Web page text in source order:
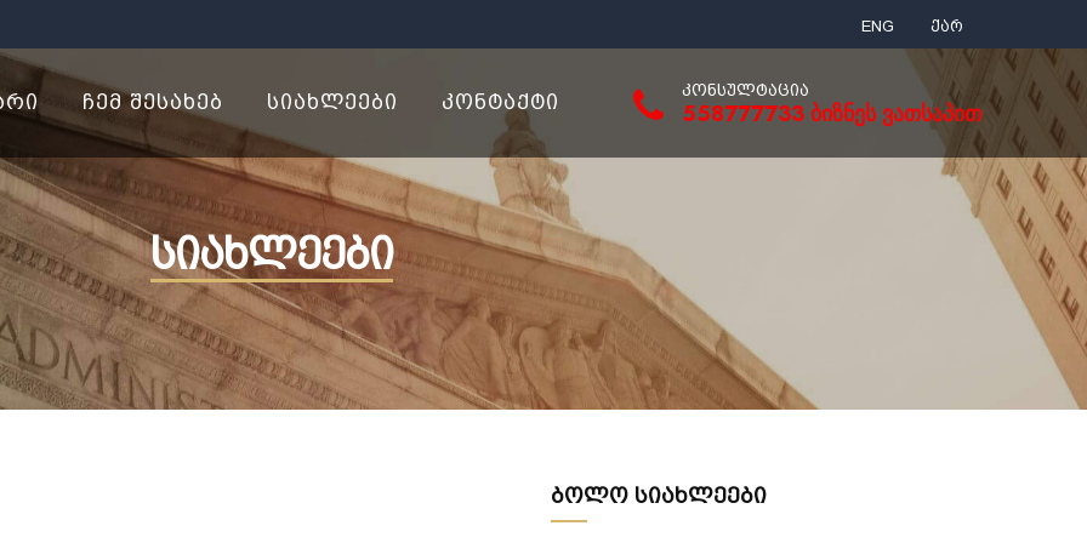
ENG ქარ
ᲩᲔᲛ ᲨᲔᲡᲐᲮᲔᲑ ᲡᲘᲐᲮᲚᲔᲔᲑᲘ ᲙᲝᲜᲢᲐᲥᲢᲘ ᲙᲝᲜᲡᲣᲚᲢᲐᲪᲘᲐ
558777733 ბიზნეს ვათსაპით
სიახლეები
ბოლო სიახლეები